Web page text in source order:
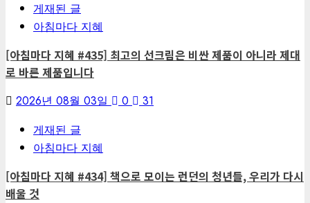
게재된 글
아침마다 지혜
[아침마다 지혜 #435] 최고의 선크림은 비싼 제품이 아니라 제대
로 바른 제품입니다
2026년 08월 03일 0
31
게재된 글
아침마다 지혜
[아침마다 지혜 #434] 책으로 모이는 런던의 청년들, 우리가 다시
배울 것